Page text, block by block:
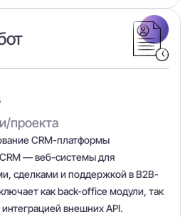
проекта
CRM-платформы
— веб-системы для
сделками и поддержкой в B2B-
как back-office модули, так
внешних API.